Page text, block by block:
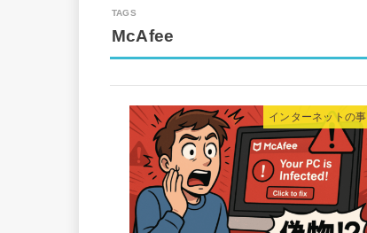
McAfee
インターネットの事